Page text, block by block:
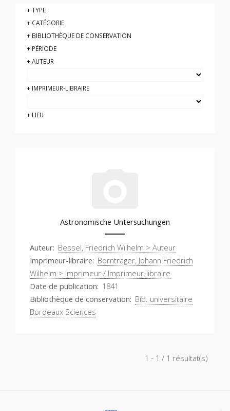
Astronomische Untersuchungen
Auteur Bessel, Friedrich Wilhelm > Auteur
Imprimeur-libraire Bornträger, Johann Friedrich
Wilhelm > Imprimeur / Imprimeur-libraire
Date de publication 1841
Bibliothèque de conservation Bib. universitaire
Bordeaux Sciences
1 - 1 / 1 résultat(s)
TYPE
CATÉGORIE
BIBLIOTHÈQUE DE CONSERVATION
PÉRIODE
AUTEUR
IMPRIMEUR-LIBRAIRE
LIEU